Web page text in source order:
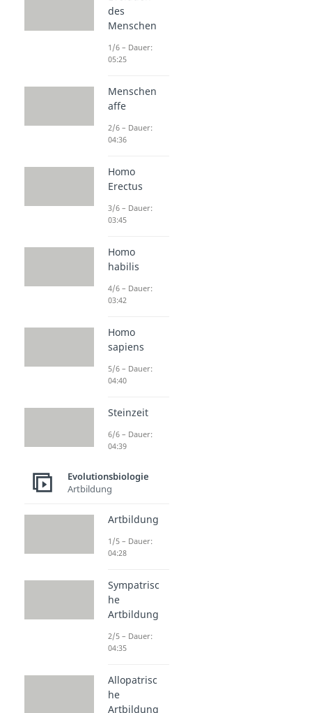
des
Menschen
1/6 – Dauer:
05:25
Menschen
affe
2/6 – Dauer:
04:36
Homo
Erectus
3/6 – Dauer:
03:45
Homo
habilis
4/6 – Dauer:
03:42
Homo
sapiens
5/6 – Dauer:
04:40
Steinzeit
6/6 – Dauer:
04:39
Evolutionsbiologie
Artbildung
Artbildung
1/5 – Dauer:
04:28
Sympatrisc
he
Artbildung
2/5 – Dauer:
04:35
Allopatrisc
he
Artbildung